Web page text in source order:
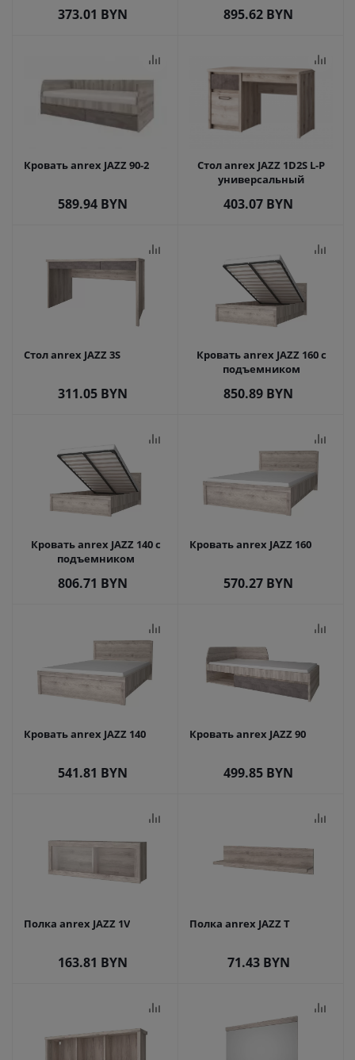
373.01 BYN 895.62 BYN
Кровать anrex JAZZ 90-2
589.94 BYN
Стол anrex JAZZ 1D2S L-P
универсальный
403.07 BYN
Стол anrex JAZZ 3S
311.05 BYN
Кровать anrex JAZZ 160 с
подъемником
850.89 BYN
Кровать anrex JAZZ 140 с
подъемником
806.71 BYN
Кровать anrex JAZZ 160
570.27 BYN
Кровать anrex JAZZ 140
541.81 BYN
Кровать anrex JAZZ 90
499.85 BYN
Полка anrex JAZZ 1V
163.81 BYN
Полка anrex JAZZ T
71.43BYN